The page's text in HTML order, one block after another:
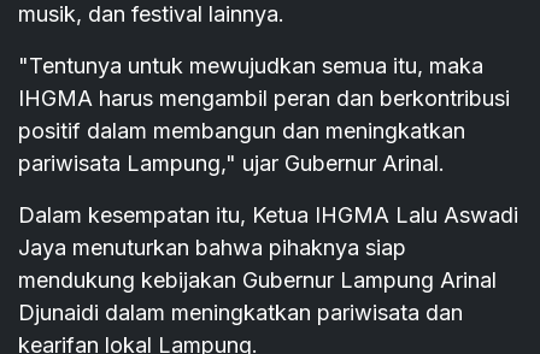
musik, dan festival lainnya.
"Tentunya untuk mewujudkan semua itu, maka
IHGMA harus mengambil peran dan berkontribusi
positif dalam membangun dan meningkatkan
pariwisata Lampung," ujar Gubernur Arinal.
Dalam kesempatan itu, Ketua IHGMA Lalu Aswadi
Jaya menuturkan bahwa pihaknya siap
mendukung kebijakan Gubernur Lampung Arinal
Djunaidi dalam meningkatkan pariwisata dan
kearifan lokal Lampung.